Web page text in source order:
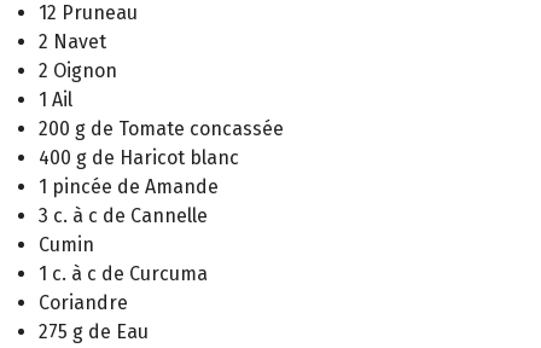
12 Pruneau
2 Navet
2 Oignon
1 Ail
200 g de Tomate concassée
400 g de Haricot blanc
1 pincée de Amande
3 c. à c de Cannelle
Cumin
1 c. à c de Curcuma
Coriandre
275 g de Eau